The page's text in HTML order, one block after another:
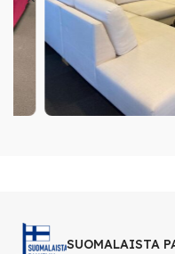
SUOMALAISTA